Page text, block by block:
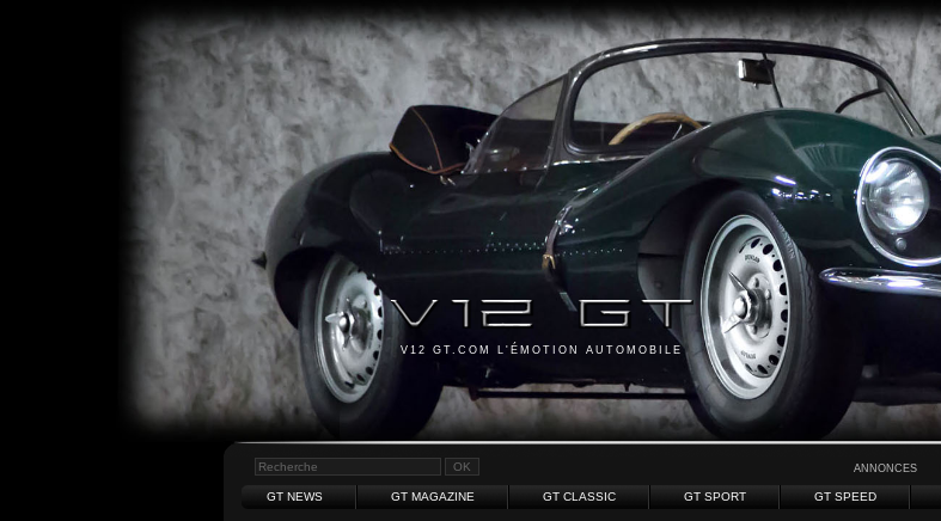
V12 GT.COM L'ÉMOTION AUTOMOBILE
ANNONCES
GT NEWS GT MAGAZINE GT CLASSIC GT SPORT GT SPEED